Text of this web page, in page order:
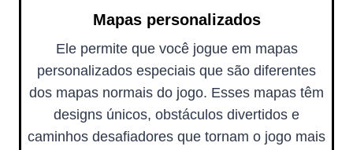
Mapas personalizados
Ele permite que você jogue em mapas
personalizados especiais que são diferentes
dos mapas normais do jogo. Esses mapas têm
designs únicos, obstáculos divertidos e
caminhos desafiadores que tornam o jogo mais